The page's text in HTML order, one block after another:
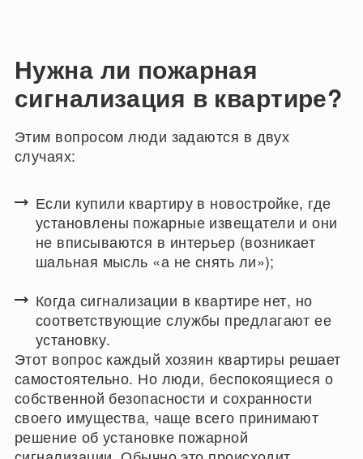
Нужна ли пожарная
сигнализация в квартире?
Этим вопросом люди задаются в двух
случаях:
Если купили квартиру в новостройке, где
установлены пожарные извещатели и они
не вписываются в интерьер (возникает
шальная мысль «а не снять ли»);
Когда сигнализации в квартире нет, но
соответствующие службы предлагают ее
установку.
Этот вопрос каждый хозяин квартиры решает
самостоятельно. Но люди, беспокоящиеся о
собственной безопасности и сохранности
своего имущества, чаще всего принимают
решение об установке пожарной